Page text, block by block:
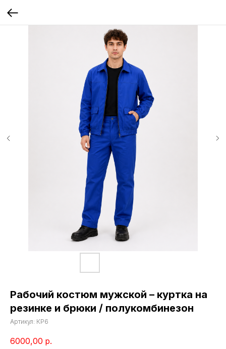
Рабочий костюм мужской – куртка на
резинке и брюки / полукомбинезон
Артикул: КР6
6000,00 р.